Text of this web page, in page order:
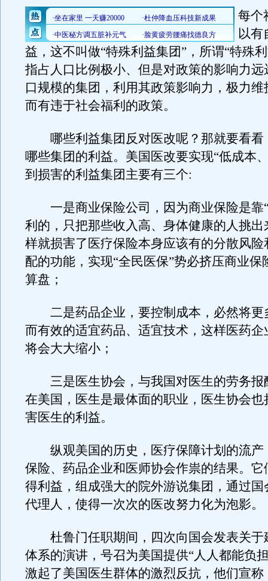
每个
以有
益，这不叫做“特殊利益集团”，所谓“特殊
指占人口比例极小、但是对政策的影响力远
口规模的集团，利用其政策影响力，极力
而有违于社会福利的政策。
哪些利益集团反对医改呢？那就要看看
哪些集团的利益。美国医改要实现“低成本
到损害的利益集团主要有三个:
一是商业保险公司，因为商业保险是靠“
利的，只把那些收入高、身体健康的人挑出
样就损害了医疗保险本身应该有的分散风险
配的功能，实现“全民医保”势必挤压商业保
算盘；
二是药品企业，要控制成本，必然将更
而有效的适宜药品、适宜技术，这样医药企
将会大大缩小；
三是医生协会，与我国对医生的劳务报
在美国，医生是最体面的职业，医生协会也
害医生的利益。
纵观美国的历史，医疗保障计划的流产
保险、药品企业和医师协会作祟的结果。它
得利益，组成强大的院外游说集团，通过国
代理人，使得一次次的医改努力化为泡影。
杜鲁门任职期间，四次向国会发表关于
体系的演讲，号召为美国提供“人人都能负
激起了美国医生群体的激烈反抗，他们宣称